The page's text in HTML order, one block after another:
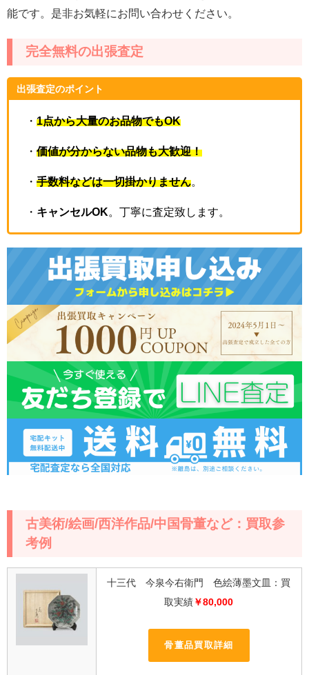
能です。是非お気軽にお問い合わせください。
完全無料の出張査定
出張査定のポイント
・ 1点から大量のお品物でもOK
・ 価値が分からない品物も大歓迎！
・ 手数料などは一切掛かりません
・ キャンセルOK 。丁寧に査定致します。
古美術/絵画/西洋作品/中国骨董など：買取参
考例
十三代 今泉今右衛門 色絵薄墨文皿：買
取実績 ￥80,000
骨董品買取詳細